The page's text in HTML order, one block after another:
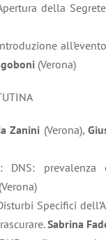
della
(Verona)
Zanini (Verona),
DNS: prevalenza
(Verona)
Specifici
Sabrina